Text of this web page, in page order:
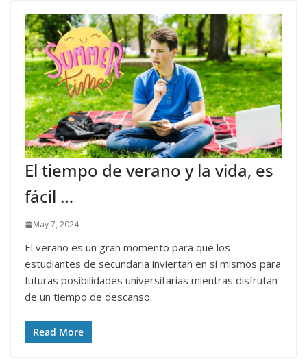
El tiempo de verano y la vida, es
fácil …
May 7, 2024
El verano es un gran momento para que los
estudiantes de secundaria inviertan en sí mismos para
futuras posibilidades universitarias mientras disfrutan
de un tiempo de descanso.
Read More